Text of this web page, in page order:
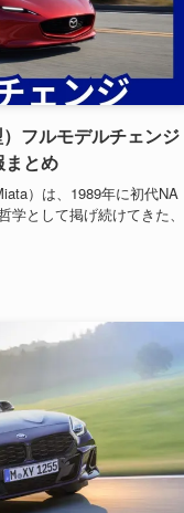
フルモデルチェンジ
まとめ
）は、1989年に初代NA
として掲げ続けてきた、